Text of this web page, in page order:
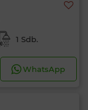
1 Sdb.
WhatsApp